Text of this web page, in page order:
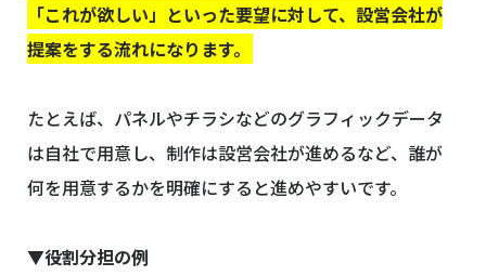
「これが欲しい」といった要望に対して、設営会社が
提案をする流れになります。
たとえば、パネルやチラシなどのグラフィックデータ
は自社で用意し、制作は設営会社が進めるなど、誰が
何を用意するかを明確にすると進めやすいです。
▼役割分担の例